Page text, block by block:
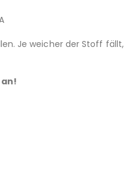
Je weicher der Stoff